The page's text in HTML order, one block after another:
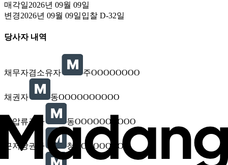
매각일2026년 09월 09일
변경2026년 09월 09일입찰 D-32일
당사자 내역
채무자겸소유자 주OOOOOOOO
채권자 동OOOOOOOOOO
가압류권자 동OOOOOOOOOO
근저당권자 청OOOOOOOOO